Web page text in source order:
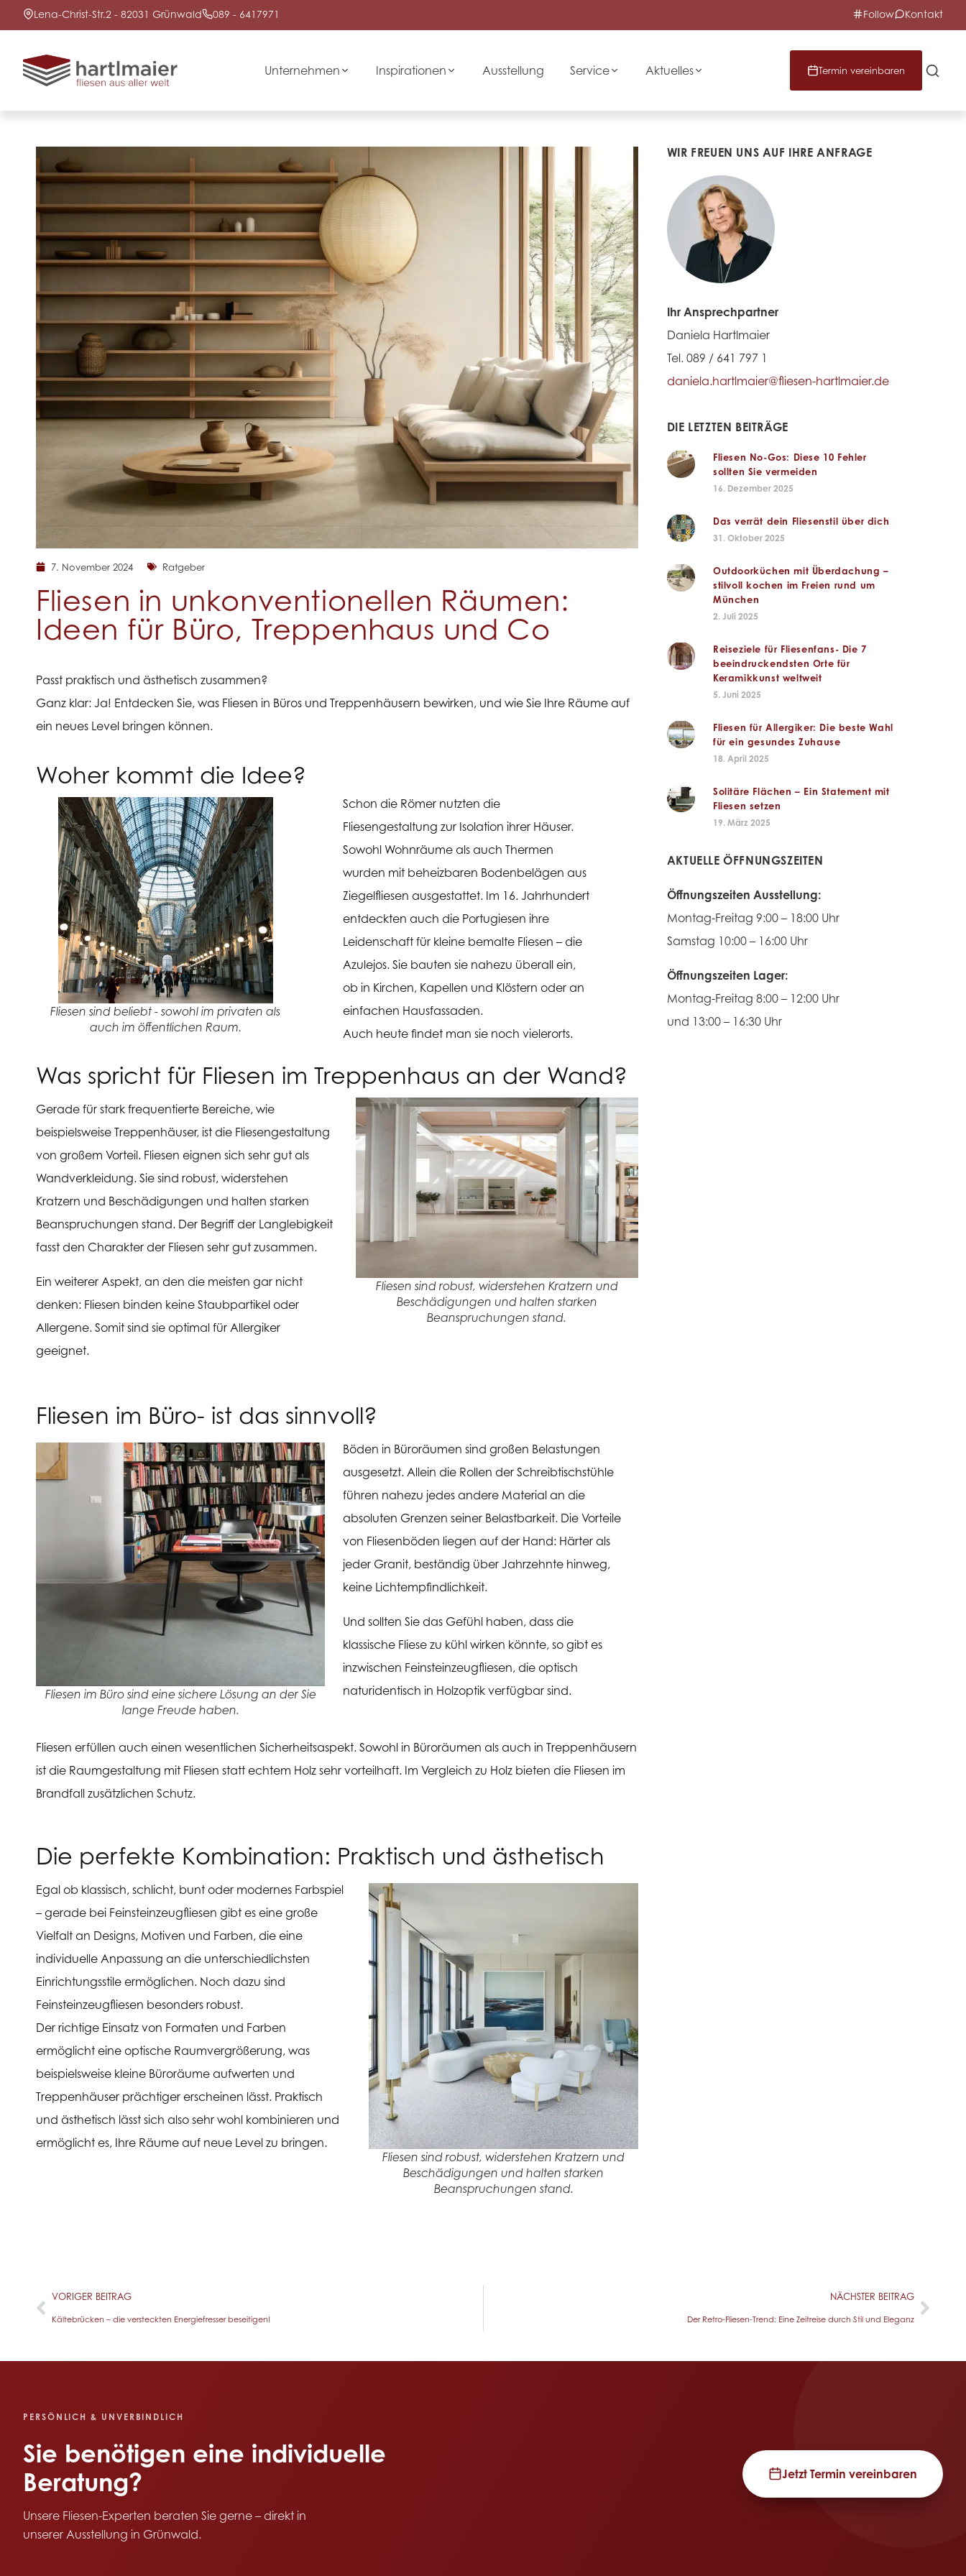
Lena-Christ-Str.2 - 82031 Grünwald 089 - 6417971 Follow Kontakt
Unternehmen Inspirationen Ausstellung Service Aktuelles Termin vereinbaren
7. November 2024 Ratgeber
Fliesen in unkonventionellen Räumen:
Ideen für Büro, Treppenhaus und Co
Passt praktisch und ästhetisch zusammen?
Ganz klar: Ja! Entdecken Sie, was Fliesen in Büros und Treppenhäusern bewirken, und wie Sie Ihre Räume auf
ein neues Level bringen können.
Woher kommt die Idee?
Fliesen sind beliebt - sowohl im privaten als
auch im öffentlichen Raum.
Schon die Römer nutzten die
Fliesengestaltung zur Isolation ihrer Häuser.
Sowohl Wohnräume als auch Thermen
wurden mit beheizbaren Bodenbelägen aus
Ziegelfliesen ausgestattet. Im 16. Jahrhundert
entdeckten auch die Portugiesen ihre
Leidenschaft für kleine bemalte Fliesen – die
Azulejos. Sie bauten sie nahezu überall ein,
ob in Kirchen, Kapellen und Klöstern oder an
einfachen Hausfassaden.
Auch heute findet man sie noch vielerorts.
Was spricht für Fliesen im Treppenhaus an der Wand?
Gerade für stark frequentierte Bereiche, wie
beispielsweise Treppenhäuser, ist die Fliesengestaltung
von großem Vorteil. Fliesen eignen sich sehr gut als
Wandverkleidung. Sie sind robust, widerstehen
Kratzern und Beschädigungen und halten starken
Beanspruchungen stand. Der Begriff der Langlebigkeit
fasst den Charakter der Fliesen sehr gut zusammen.
Ein weiterer Aspekt, an den die meisten gar nicht
denken: Fliesen binden keine Staubpartikel oder
Allergene. Somit sind sie optimal für Allergiker
geeignet.
Fliesen sind robust, widerstehen Kratzern und
Beschädigungen und halten starken
Beanspruchungen stand.
Fliesen im Büro- ist das sinnvoll?
Fliesen im Büro sind eine sichere Lösung an der Sie
lange Freude haben.
Böden in Büroräumen sind großen Belastungen
ausgesetzt. Allein die Rollen der Schreibtischstühle
führen nahezu jedes andere Material an die
absoluten Grenzen seiner Belastbarkeit. Die Vorteile
von Fliesenböden liegen auf der Hand: Härter als
jeder Granit, beständig über Jahrzehnte hinweg,
keine Lichtempfindlichkeit.
Und sollten Sie das Gefühl haben, dass die
klassische Fliese zu kühl wirken könnte, so gibt es
inzwischen Feinsteinzeugfliesen, die optisch
naturidentisch in Holzoptik verfügbar sind.
Fliesen erfüllen auch einen wesentlichen Sicherheitsaspekt. Sowohl in Büroräumen als auch in Treppenhäusern
ist die Raumgestaltung mit Fliesen statt echtem Holz sehr vorteilhaft. Im Vergleich zu Holz bieten die Fliesen im
Brandfall zusätzlichen Schutz.
Die perfekte Kombination: Praktisch und ästhetisch
Egal ob klassisch, schlicht, bunt oder modernes Farbspiel
– gerade bei Feinsteinzeugfliesen gibt es eine große
Vielfalt an Designs, Motiven und Farben, die eine
individuelle Anpassung an die unterschiedlichsten
Einrichtungsstile ermöglichen. Noch dazu sind
Feinsteinzeugfliesen besonders robust.
Der richtige Einsatz von Formaten und Farben
ermöglicht eine optische Raumvergrößerung, was
beispielsweise kleine Büroräume aufwerten und
Treppenhäuser prächtiger erscheinen lässt. Praktisch
und ästhetisch lässt sich also sehr wohl kombinieren und
ermöglicht es, Ihre Räume auf neue Level zu bringen.
Fliesen sind robust, widerstehen Kratzern und
Beschädigungen und halten starken
Beanspruchungen stand.
WIR FREUEN UNS AUF IHRE ANFRAGE
Ihr Ansprechpartner
Daniela Hartlmaier
Tel. 089 / 641 797 1
daniela.hartlmaier@fliesen-hartlmaier.de
DIE LETZTEN BEITRÄGE
Fliesen No-Gos: Diese 10 Fehler
sollten Sie vermeiden
16. Dezember 2025
Das verrät dein Fliesenstil über dich
31. Oktober 2025
Outdoorküchen mit Überdachung –
stilvoll kochen im Freien rund um
München
2. Juli 2025
Reiseziele für Fliesenfans- Die 7
beeindruckendsten Orte für
Keramikkunst weltweit
5. Juni 2025
Fliesen für Allergiker: Die beste Wahl
für ein gesundes Zuhause
18. April 2025
Solitäre Flächen – Ein Statement mit
Fliesen setzen
19. März 2025
AKTUELLE ÖFFNUNGSZEITEN
Öffnungszeiten Ausstellung:
Montag-Freitag 9:00 – 18:00 Uhr
Samstag 10:00 – 16:00 Uhr
Öffnungszeiten Lager:
Montag-Freitag 8:00 – 12:00 Uhr
und 13:00 – 16:30 Uhr
VORIGER BEITRAG
Kältebrücken – die versteckten Energiefresser beseitigen!
NÄCHSTER BEITRAG
Der Retro-Fliesen-Trend: Eine Zeitreise durch Stil und Eleganz
PERSÖNLICH & UNVERBINDLICH
Sie benötigen eine individuelle
Beratung?
Unsere Fliesen-Experten beraten Sie gerne – direkt in
unserer Ausstellung in Grünwald.
Jetzt Termin vereinbaren